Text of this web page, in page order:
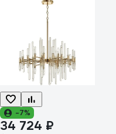
-7%
34 724 ₽